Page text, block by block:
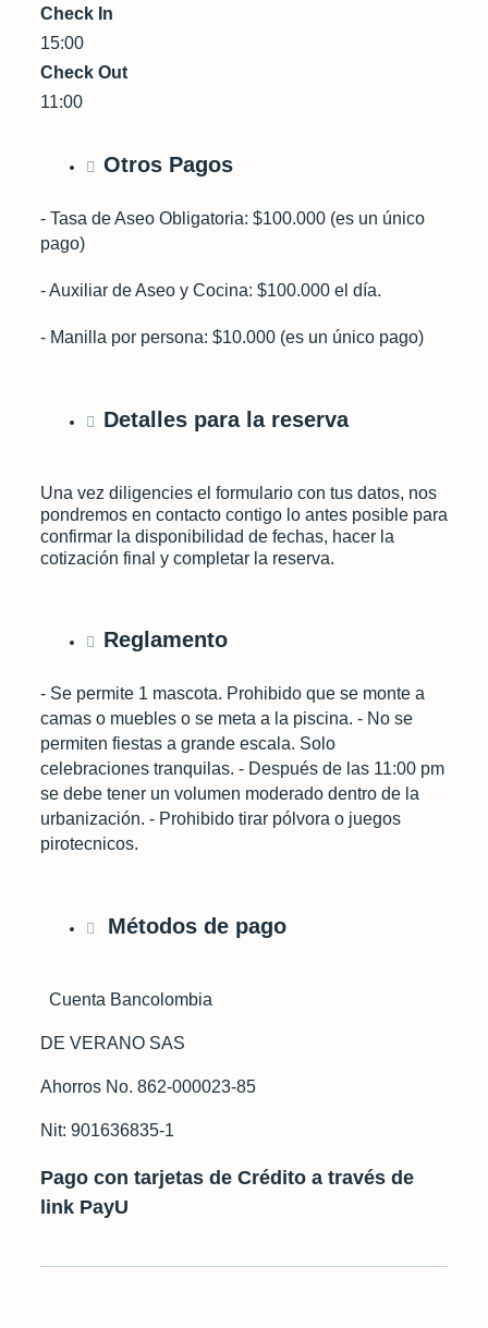
Check In
15:00
Check Out
11:00
Otros Pagos
- Tasa de Aseo Obligatoria: $100.000 (es un único
pago)
- Auxiliar de Aseo y Cocina: $100.000 el día.
- Manilla por persona: $10.000 (es un único pago)
Detalles para la reserva
Una vez diligencies el formulario con tus datos, nos
pondremos en contacto contigo lo antes posible para
confirmar la disponibilidad de fechas, hacer la
cotización final y completar la reserva.
Reglamento
- Se permite 1 mascota. Prohibido que se monte a
camas o muebles o se meta a la piscina. - No se
permiten fiestas a grande escala. Solo
celebraciones tranquilas. - Después de las 11:00 pm
se debe tener un volumen moderado dentro de la
urbanización. - Prohibido tirar pólvora o juegos
pirotecnicos.
Métodos de pago
Cuenta Bancolombia
DE VERANO SAS
Ahorros No. 862-000023-85
Nit: 901636835-1
Pago con tarjetas de Crédito a través de
link PayU